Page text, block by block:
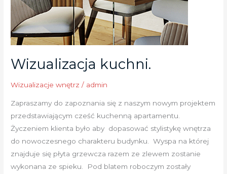
Wizualizacja kuchni.
Wizualizacje wnętrz / admin
Zapraszamy do zapoznania się z naszym nowym projektem
przedstawiającym cześć kuchenną apartamentu.
Życzeniem klienta było aby dopasować stylistykę wnętrza
do nowoczesnego charakteru budynku. Wyspa na której
znajduje się płyta grzewcza razem ze zlewem zostanie
wykonana ze spieku. Pod blatem roboczym zostały